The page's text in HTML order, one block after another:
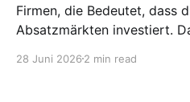
Firmen, die Bedeutet, dass
Absatzmärkten investiert.
entwickeln. Diese Strategie
28 Juni 2026 2 min read